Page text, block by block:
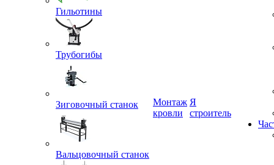
Гильотины
Трубогибы
Зиговочный станок
Вальцовочный станок
кровли
строитель